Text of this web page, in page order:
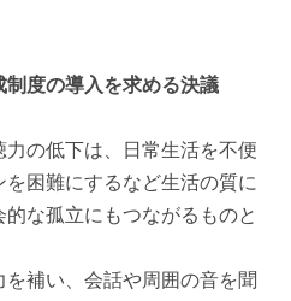
度の導入を求める決議
の低下は、日常生活を不便
困難にするなど生活の質に
な孤立にもつながるものと
補い、会話や周囲の音を聞